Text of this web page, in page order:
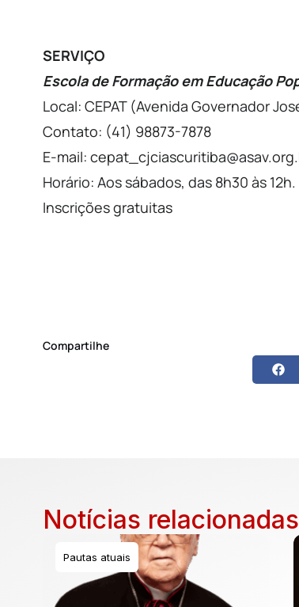
SERVIÇO
Escola de Formação em Educação
Local: CEPAT (Avenida Governador
Contato: (41) 98873-7878
E-mail:
Horário: Aos sábados, das 8h30 às 12h.
Inscrições gratuitas
Compartilhe
Notícias relacionadas
Pautas atuais